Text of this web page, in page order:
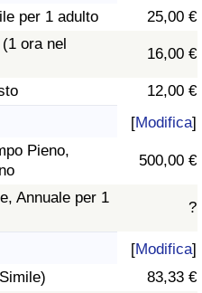
per 1 adulto
25,00 €
ora nel
16,00 €
12,00 €
[Modifica]
Pieno,
500,00 €
Annuale per 1
?
[Modifica]
83,33 €